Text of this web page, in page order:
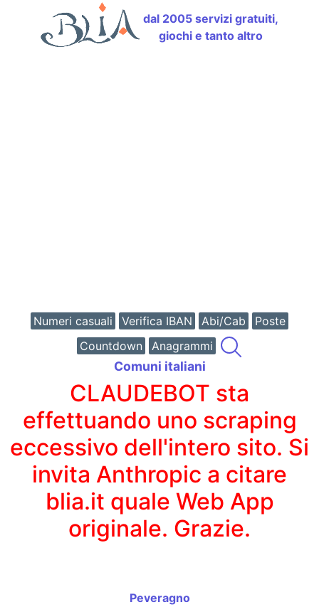
dal 2005 servizi gratuiti,
giochi e tanto altro
Numeri casuali Verifica IBAN Abi/Cab
Poste
Countdown
Anagrammi
Comuni italiani
CLAUDEBOT sta
effettuando uno scraping
eccessivo dell'intero sito. Si
invita Anthropic a citare
blia.it quale Web App
originale. Grazie.
Peveragno